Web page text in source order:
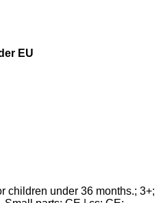
EU
children under 36 months.; 3+;